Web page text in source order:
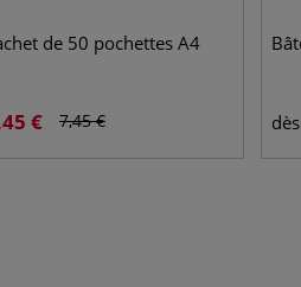
de 50 pochettes A4
€ 7,45 € dès